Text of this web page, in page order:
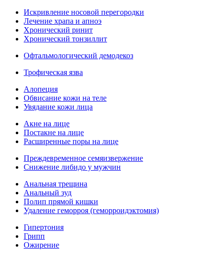
Искривление носовой перегородки
Лечение храпа и апноэ
Хронический ринит
Хронический тонзиллит
Офтальмологический демодекоз
Трофическая язва
Алопеция
Обвисание кожи на теле
Увядание кожи лица
Акне на лице
Постакне на лице
Расширенные поры на лице
Преждевременное семяизвержение
Снижение либидо у мужчин
Анальная трещина
Анальный зуд
Полип прямой кишки
Удаление геморроя (геморроидэктомия)
Гипертония
Грипп
Ожирение